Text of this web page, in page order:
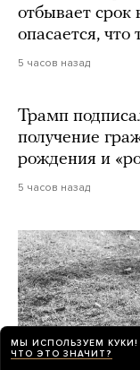
отбывает срок
опасается, что
5 часов назад
Трамп
получение
рождения и
5 часов назад
МЫ ИСПОЛЬЗУЕМ КУКИ!
ЧТО ЭТО ЗНАЧИТ?